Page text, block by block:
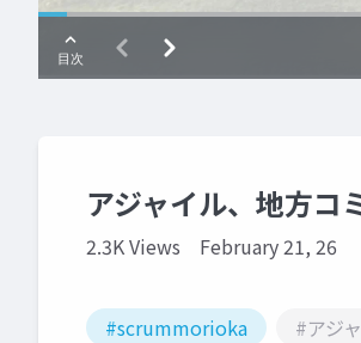
アジャイル、地方コ
2.3K Views February 21, 26
#scrummorioka #アジ